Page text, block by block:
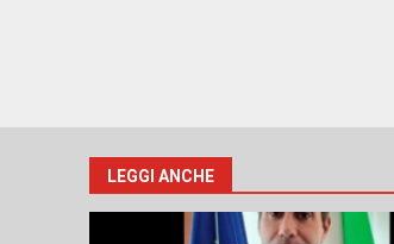
LEGGI ANCHE